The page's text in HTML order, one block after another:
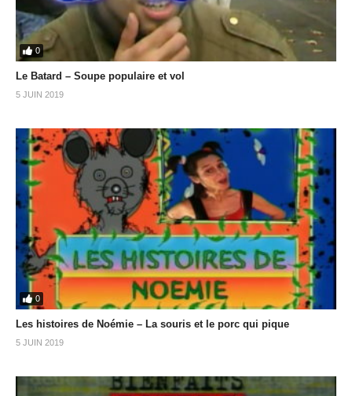
0
Le Batard – Soupe populaire et vol
5 JUIN 2019
0
Les histoires de Noémie – La souris et le porc qui pique
5 JUIN 2019